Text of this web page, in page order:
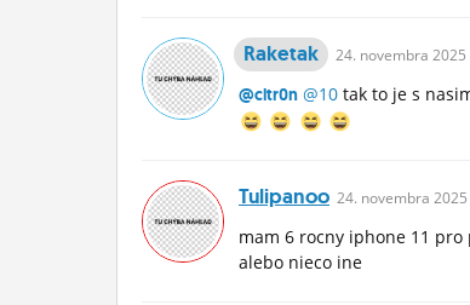
Raketak 24. novembra 2025
@cltr0n @10 tak to je s
Tulipanoo 24. novembra
mam 6 rocny iphone 11 pro
alebo nieco ine